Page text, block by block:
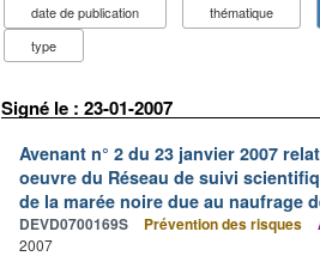
date de publication thématique
type
Signé le : 23-01-2007
Avenant n° 2 du 23 janvier 2007
oeuvre du Réseau de suivi
de la marée noire due au naufrage
DEVD0700169S Prévention des risques
2007